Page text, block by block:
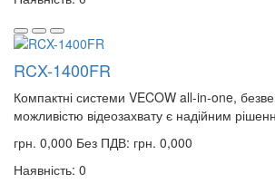
RCX-1400FR
Компактні системи VECOW all-in-one,
можливістю відеозахвату є надійним
грн. 0,000 Без ПДВ: грн. 0,000
Наявність: 0